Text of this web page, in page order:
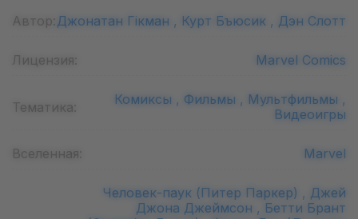
Автор:Джонатан Гікман , Курт Бъюсик , Дэн Слотт
Лицензия: Marvel Comics
Тематика: Комиксы , Фильмы , Мультфильмы ,
Видеоигры
Вселенная: Marvel
Человек-паук (Питер Паркер) , Джей
Джона Джеймсон , Бетти Брант